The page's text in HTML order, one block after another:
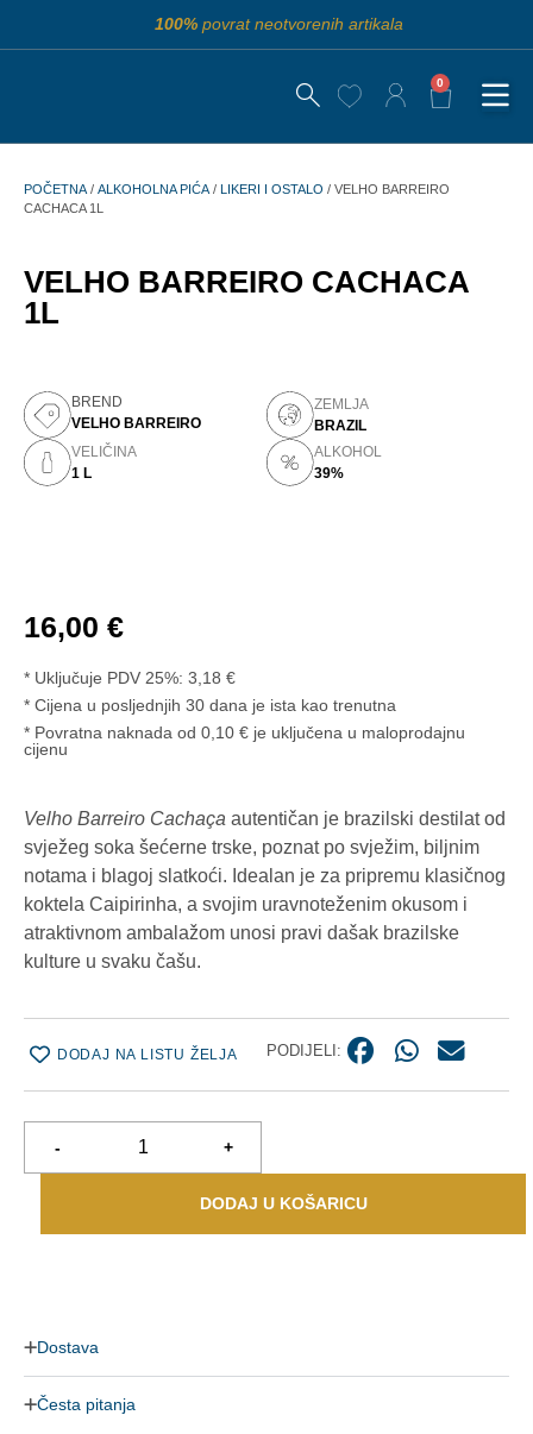
100%povrat neotvorenih artikala
0
POČETNA / ALKOHOLNA PIĆA / LIKERI I OSTALO / VELHO BARREIRO
CACHACA 1L
VELHO BARREIRO CACHACA
1L
BREND
VELHO BARREIRO
ZEMLJA
BRAZIL
VELIČINA
1 L
ALKOHOL
39%
16,00 €
* Uključuje PDV 25%: 3,18 €
Cijena u posljednjih 30 dana je ista kao trenutna
* Povratna naknada od 0,10 € je uključena u maloprodajnu
cijenu
Velho Barreiro Cachaça autentičan je brazilski destilat od
svježeg soka šećerne trske, poznat po svježim, biljnim
notama i blagoj slatkoći. Idealan je za pripremu klasičnog
koktela Caipirinha, a svojim uravnoteženim okusom i
atraktivnom ambalažom unosi pravi dašak brazilske
kulture u svaku čašu.
DODAJ NA LISTU ŽELJA PODIJELI:
- +
DODAJ U KOŠARICU
Dostava
Česta pitanja